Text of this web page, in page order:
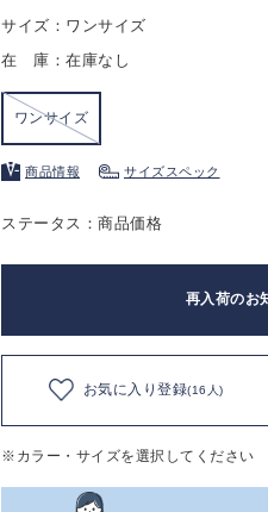
サイズ：ワンサイズ
在 庫：在庫なし
ワンサイズ
商品情報 サイズスペック
ステータス：商品価格
再入荷のお
お気に入り登録(16人)
※カラー・サイズを選択してください